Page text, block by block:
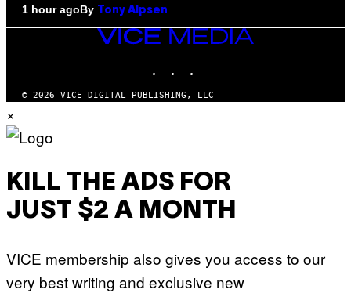
1 hour agoBy Tony Alpsen
VICE
MEDIA
© 2026 VICE DIGITAL PUBLISHING, LLC
×
KILL THE ADS FOR
JUST $2 A MONTH
VICE membership also gives you access to our
very best writing and exclusive new